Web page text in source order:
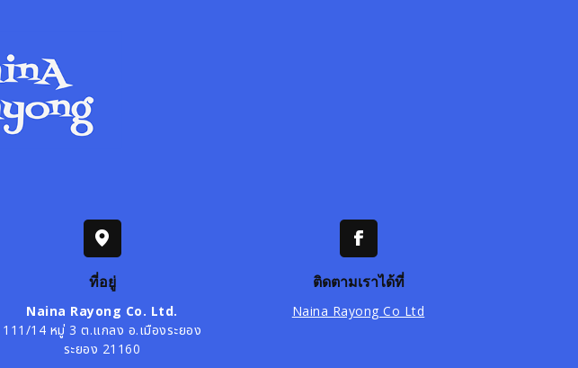
ที่อยู่
Naina Rayong Co. Ltd.
111/14 หมู่ 3 ต.แกลง อ.เมืองระยอง
ระยอง 21160
ติดตามเราได้ที่
Naina Rayong Co Ltd